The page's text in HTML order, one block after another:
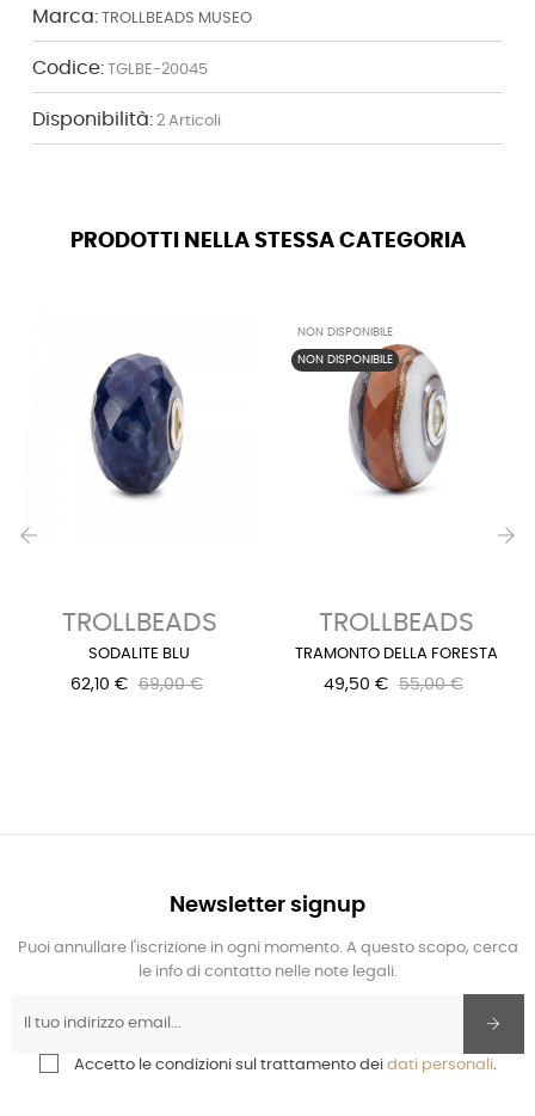
Marca: TROLLBEADS MUSEO
Codice: TGLBE-20045
Disponibilità: 2 Articoli
PRODOTTI NELLA STESSA CATEGORIA
TROLLBEADS
SODALITE BLU
62,10 € 69,00 €
NON DISPONIBILE
NON DISPONIBILE
TROLLBEADS
TRAMONTO DELLA FORESTA
49,50 € 55,00 €
Newsletter signup
Puoi annullare l'iscrizione in ogni momento. A questo scopo, cerca
le info di contatto nelle note legali.
Accetto le condizioni sul trattamento dei dati personali.